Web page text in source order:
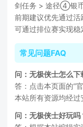
剑任务 > 途径④银币
前期建议优先通过
可通过排位赛实现稳
常见问题FAQ
问：无极侠士怎么下
答：点击本页面的“
本站所有资源均经过
问：无极侠士好玩吗